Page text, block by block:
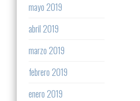
mayo 2019
abril 2019
marzo 2019
febrero 2019
enero 2019